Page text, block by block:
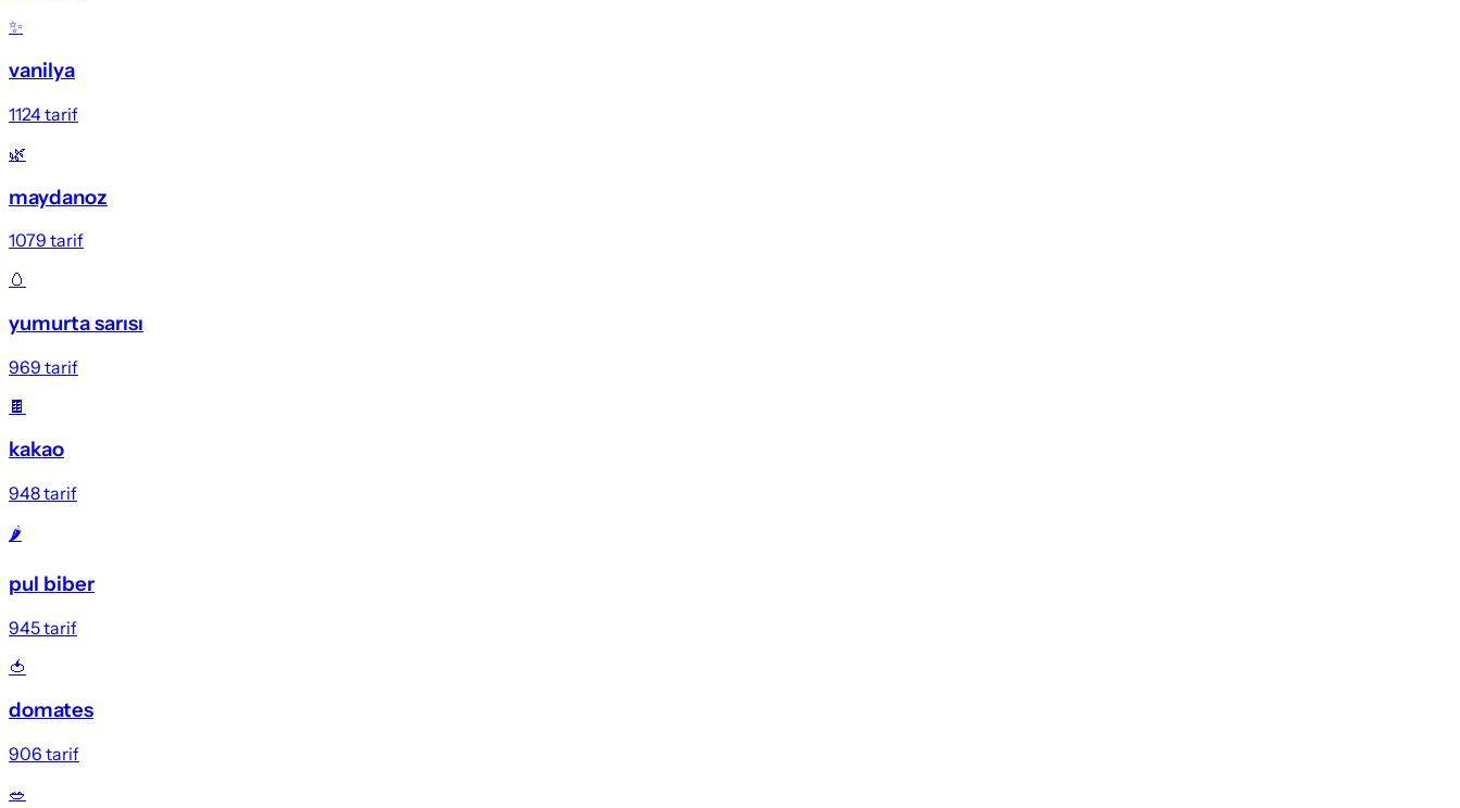
✨
vanilya
1124tarif
🌿
maydanoz
1079 tarif
🥚
yumurta sarısı
969 tarif
🍫
kakao
948tarif
🌶️
pul biber
945tarif
🍅
domates
906 tarif
🥗